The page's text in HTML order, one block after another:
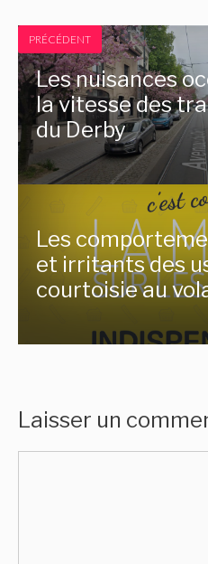
PRÉCÉDENT
Les nuisances
la vitesse des
du Derby
Les
et irritants des
courtoisie au
Laisser un